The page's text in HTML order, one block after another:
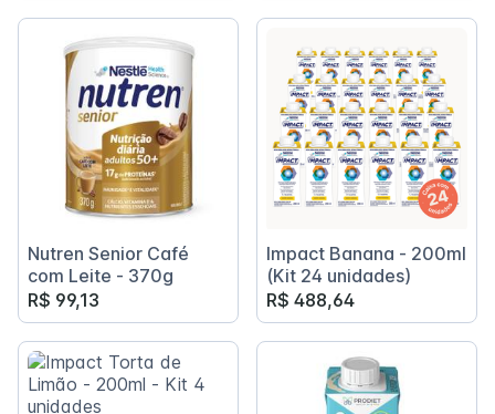
Nutren Senior Café
com Leite - 370g
R$ 99,13
Impact Banana - 200ml
(Kit 24 unidades)
R$ 488,64